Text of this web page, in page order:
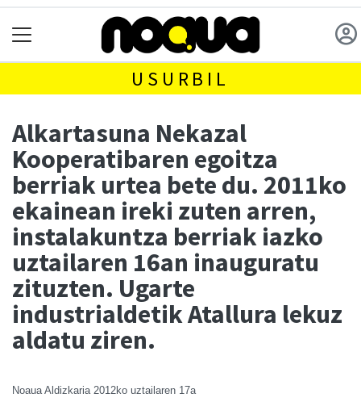
USURBIL
Alkartasuna Nekazal
Kooperatibaren egoitza
berriak urtea bete du. 2011ko
ekainean ireki zuten arren,
instalakuntza berriak iazko
uztailaren 16an inauguratu
zituzten. Ugarte
industrialdetik Atallura lekuz
aldatu ziren.
Noaua Aldizkaria 2012ko uztailaren 17a